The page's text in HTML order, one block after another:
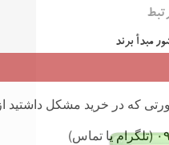
مبدأ برند
که در خرید مشکل داشتید